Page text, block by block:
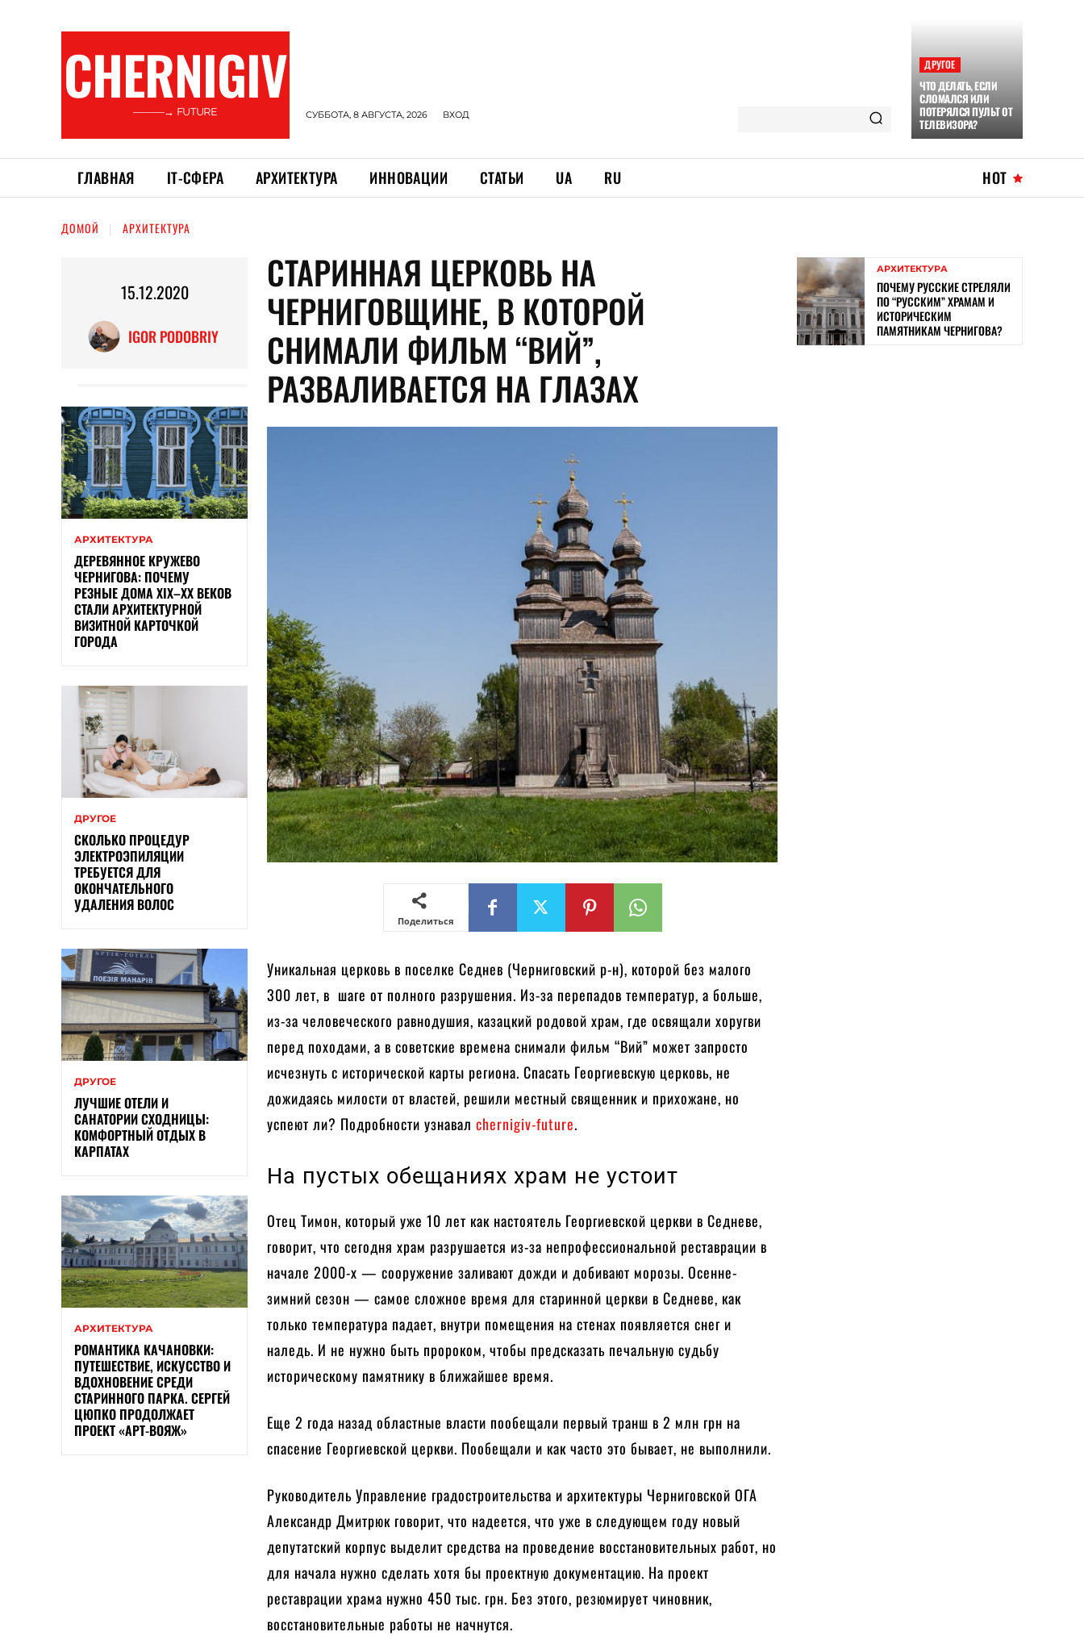
CHERNIGIV
———→ FUTURE СУББОТА, 8 АВГУСТА, 2026 ВХОД
ДРУГОЕ
ЧТО ДЕЛАТЬ, ЕСЛИ
СЛОМАЛСЯ ИЛИ
ПОТЕРЯЛСЯ ПУЛЬТ ОТ
ТЕЛЕВИЗОРА?
ГЛАВНАЯ ІТ-СФЕРА АРХИТЕКТУРА ИННОВАЦИИ СТАТЬИ UA RU HOT
ДОМОЙ АРХИТЕКТУРА
15.12.2020
IGOR PODOBRIY
АРХИТЕКТУРА
ДЕРЕВЯННОЕ КРУЖЕВО
ЧЕРНИГОВА: ПОЧЕМУ
РЕЗНЫЕ ДОМА XIX–XX ВЕКОВ
СТАЛИ АРХИТЕКТУРНОЙ
ВИЗИТНОЙ КАРТОЧКОЙ
ГОРОДА
ДРУГОЕ
СКОЛЬКО ПРОЦЕДУР
ЭЛЕКТРОЭПИЛЯЦИИ
ТРЕБУЕТСЯ ДЛЯ
ОКОНЧАТЕЛЬНОГО
УДАЛЕНИЯ ВОЛОС
ДРУГОЕ
ЛУЧШИЕ ОТЕЛИ И
САНАТОРИИ СХОДНИЦЫ:
КОМФОРТНЫЙ ОТДЫХ В
КАРПАТАХ
АРХИТЕКТУРА
РОМАНТИКА КАЧАНОВКИ:
ПУТЕШЕСТВИЕ, ИСКУССТВО И
ВДОХНОВЕНИЕ СРЕДИ
СТАРИННОГО ПАРКА. СЕРГЕЙ
ЦЮПКО ПРОДОЛЖАЕТ
ПРОЕКТ «АРТ-ВОЯЖ»
СТАРИННАЯ ЦЕРКОВЬ НА
ЧЕРНИГОВЩИНЕ, В КОТОРОЙ
СНИМАЛИ ФИЛЬМ “ВИЙ”,
РАЗВАЛИВАЕТСЯ НА ГЛАЗАХ
Поделиться
Уникальная церковь в поселке Седнев (Черниговский р-н), которой без малого
300 лет, в шаге от полного разрушения. Из-за перепадов температур, а больше,
из-за человеческого равнодушия, казацкий родовой храм, где освящали хоругви
перед походами, а в советские времена снимали фильм “Вий” может запросто
исчезнуть с исторической карты региона. Спасать Георгиевскую церковь, не
дожидаясь милости от властей, решили местный священник и прихожане, но
успеют ли? Подробности узнавал chernigiv-future.
На пустых обещаниях храм не устоит
Отец Тимон, который уже 10 лет как настоятель Георгиевской церкви в Седневе,
говорит, что сегодня храм разрушается из-за непрофессиональной реставрации в
начале 2000-х — сооружение заливают дожди и добивают морозы. Осенне-
зимний сезон — самое сложное время для старинной церкви в Седневе, как
только температура падает, внутри помещения на стенах появляется снег и
наледь. И не нужно быть пророком, чтобы предсказать печальную судьбу
историческому памятнику в ближайшее время.
Еще 2 года назад областные власти пообещали первый транш в 2 млн грн на
спасение Георгиевской церкви. Пообещали и как часто это бывает, не выполнили.
Руководитель Управление градостроительства и архитектуры Черниговской ОГА
Александр Дмитрюк говорит, что надеется, что уже в следующем году новый
депутатский корпус выделит средства на проведение восстановительных работ, но
для начала нужно сделать хотя бы проектную документацию. На проект
реставрации храма нужно 450 тыс. грн. Без этого, резюмирует чиновник,
восстановительные работы не начнутся.
АРХИТЕКТУРА
ПОЧЕМУ РУССКИЕ СТРЕЛЯЛИ
ПО “РУССКИМ” ХРАМАМ И
ИСТОРИЧЕСКИМ
ПАМЯТНИКАМ ЧЕРНИГОВА?